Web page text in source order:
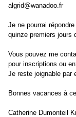
algrid@wanadoo.fr
Je ne pourrai
quinze premiers jours
Vous pouvez me
pour inscriptions ou
Je reste joignable par
Bonnes vacances à
Catherine Dumonteil